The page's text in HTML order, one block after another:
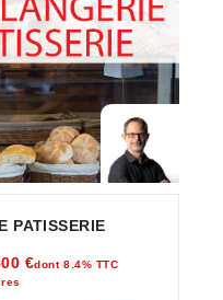
PATISSERIE
€dont 8.4% TTC